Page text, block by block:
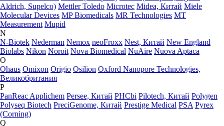
Aldrich, Supelco) Mettler Toledo Microtec Midea, Китай Miele
Molecular Devices MP Biomedicals MR Technologies MT
Measurement Mupid
N
N-Biotek Nederman Nemox neoFroxx Nest, Китай New England
Biolabs Nikon Noroit Nova Biomedical NuAire Nuova Aptaca
O
Ohaus Omixon Origio Osilion Oxford Nanopore Technologies,
Великобритания
P
PanReac Applichem Persee, Китай PHCbi Pilotech, Китай Polygen
Polyseq Biotech PreciGenome, Китай Prestige Medical PSA Pyrex
(Corning)
Q